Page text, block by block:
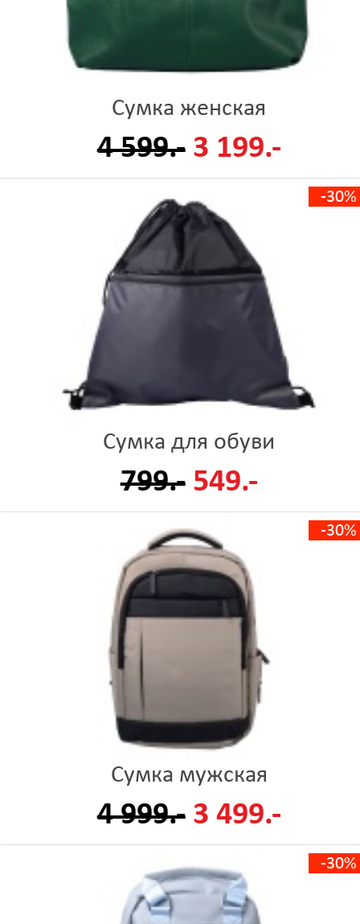
Сумка женская
4 599.- 3 199.-
-30%
Сумка для обуви
799.- 549.-
-30%
Сумка мужская
4 999.- 3 499.-
-30%